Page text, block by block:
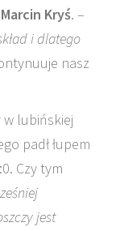
Marcin Kryś. –
i dlatego
nasz
w lubińskiej
padł łupem
Czy tym
jest